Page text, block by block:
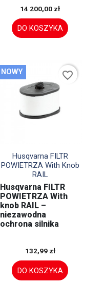
14 200,00 zł
DO KOSZYKA
Szybki podgląd
Husqvarna FILTR
POWIETRZA With Knob
RAIL
Husqvarna FILTR
POWIETRZA With
knob RAIL –
niezawodna
ochrona silnika
132,99 zł
DO KOSZYKA
NOWY favorite_border